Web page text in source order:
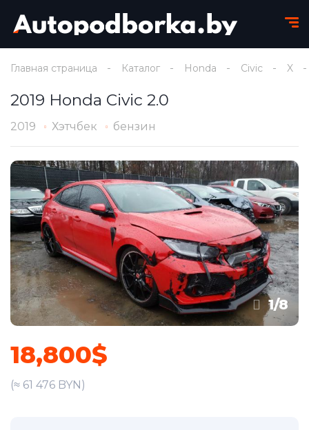
Главная страница Каталог Honda Civic X
2019 Honda Civic 2.0
2019 Хэтчбек бензин
1/8
18,800$
(≈ 61 476 BYN)